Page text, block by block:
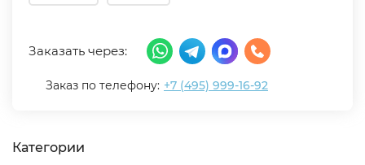
Заказать через:
Заказ по телефону: +7 (495) 999-16-92
Категории